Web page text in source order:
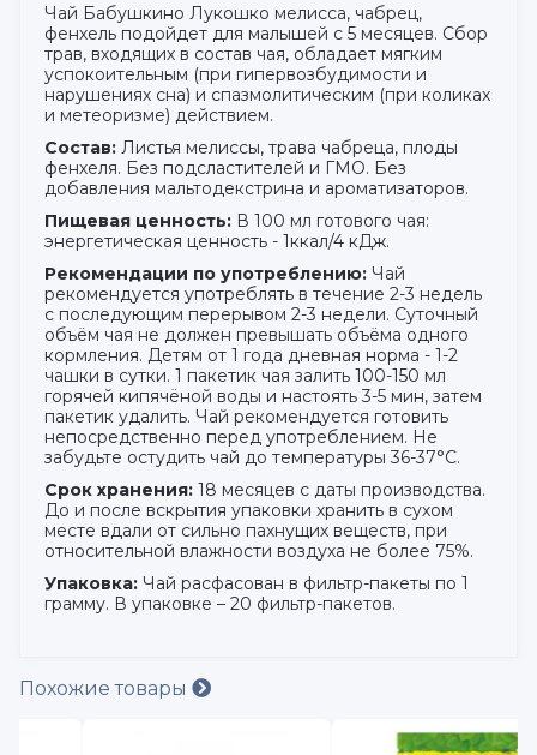
Чай Бабушкино Лукошко мелисса, чабрец,
фенхель подойдет для малышей с 5 месяцев. Сбор
трав, входящих в состав чая, обладает мягким
успокоительным (при гипервозбудимости и
нарушениях сна) и спазмолитическим (при коликах
и метеоризме) действием.
Состав: Листья мелиссы, трава чабреца, плоды
фенхеля. Без подсластителей и ГМО. Без
добавления мальтодекстрина и ароматизаторов.
Пищевая ценность: В 100 мл готового чая:
энергетическая ценность - 1ккал/4 кДж.
Рекомендации по употреблению: Чай
рекомендуется употреблять в течение 2-3 недель
с последующим перерывом 2-3 недели. Суточный
объём чая не должен превышать объёма одного
кормления. Детям от 1 года дневная норма - 1-2
чашки в сутки. 1 пакетик чая залить 100-150 мл
горячей кипячёной воды и настоять 3-5 мин, затем
пакетик удалить. Чай рекомендуется готовить
непосредственно перед употреблением. Не
забудьте остудить чай до температуры 36-37°С.
Срок хранения: 18 месяцев с даты производства.
До и после вскрытия упаковки хранить в сухом
месте вдали от сильно пахнущих веществ, при
относительной влажности воздуха не более 75%.
Упаковка: Чай расфасован в фильтр-пакеты по 1
грамму. В упаковке – 20 фильтр-пакетов.
Похожие товары